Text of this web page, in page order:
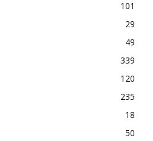
101
29
49
339
120
235
18
50